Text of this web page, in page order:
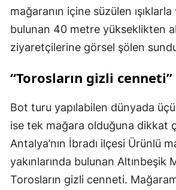
mağaranın içine süzülen
bulunan 40 metre yükseklikten
ziyaretçilerine görsel şölen
“Torosların gizli cenneti”
Bot turu yapılabilen dünyada
ise tek mağara olduğuna dikkat
Antalya’nın İbradı ilçesi Ürünlü
yakınlarında bulunan Altınbeşik
Torosların gizli cenneti.